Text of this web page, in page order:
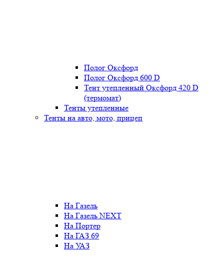
Полог Оксфорд
Полог Оксфорд 600 D
Тент утепленный Оксфорд 420 D
(термомат)
Тенты утепленные
Тенты на авто, мото, прицеп
На Газель
На Газель NEXT
На Портер
На ГАЗ 69
На УАЗ